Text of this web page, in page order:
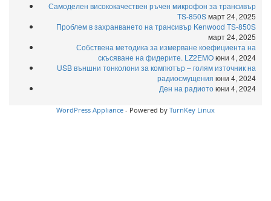
Самоделен висококачествен ръчен микрофон за трансивър
TS-850Sмарт 24, 2025
Проблем в захранването на трансивър Kenwood TS-850S
март 24, 2025
Собствена методика за измерване коефициента на
скъсяване на фидерите. LZ2EMOюни 4, 2024
USB външни тонколони за компютър – голям източник на
радиосмущения юни 4, 2024
Ден на радиотоюни 4, 2024
WordPress Appliance - Powered by TurnKey Linux